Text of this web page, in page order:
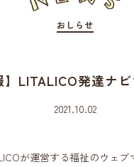
おしらせ
】LITALICO発達ナ
2021.10.02
が運営する福祉のウェブ